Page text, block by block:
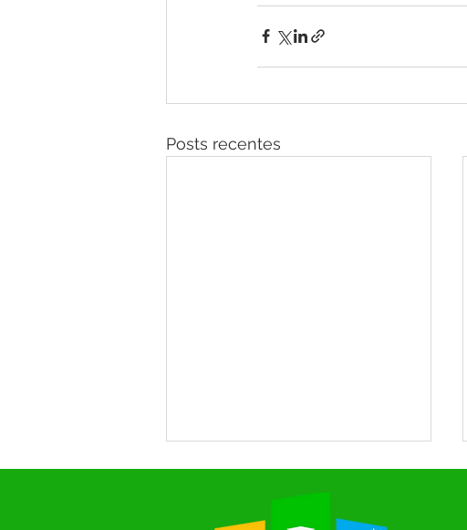
Posts recentes